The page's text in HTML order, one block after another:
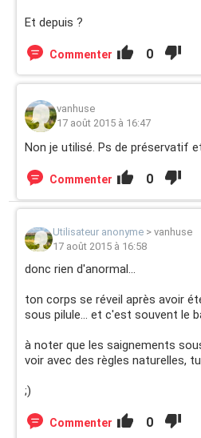
Et depuis ?
Commenter 0
vanhuse
17 août 2015 à 16:47
Non je utilisé. Ps de préservatif
Commenter 0
Utilisateur anonyme > vanhuse
17 août 2015 à 16:58
donc rien d'anormal...
ton corps se réveil après avoir
sous pilule... et c'est souvent le
à noter que les saignements
voir avec des règles naturelles,
;)
Commenter 0